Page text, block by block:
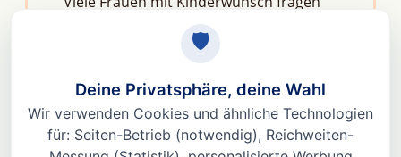
kurze Antwort lautet: Nein, aber er kann
Fruchtbarkeit aus dem Gleichgewicht
bringen. Denn Stress
Weiterlesen »